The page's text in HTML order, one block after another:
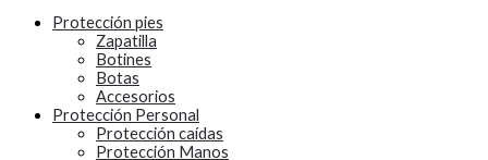
Protección pies
Zapatilla
Botines
Botas
Accesorios
Protección Personal
Protección caídas
Protección Manos